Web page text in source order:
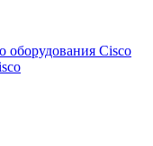
оборудования Cisco